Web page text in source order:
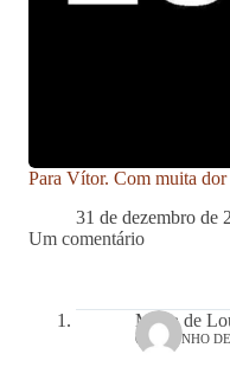
Para Vítor. Com muita dor
31 de dezembro de
Um comentário
Maria de
6 DE JUNHO